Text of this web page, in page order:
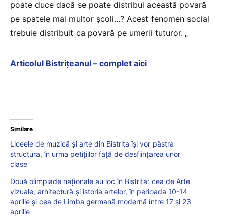
poate duce dacă se poate distribui această povară
pe spatele mai multor școli…? Acest fenomen social
trebuie distribuit ca povară pe umerii tuturor. „
Articolul Bistrițeanul – complet aici
Similare
Liceele de muzică şi arte din Bistrița îşi vor păstra
structura, în urma petiţiilor faţă de desfiinţarea unor
clase
Două olimpiade naționale au loc în Bistrița: cea de Arte
vizuale, arhitectură şi istoria artelor, în perioada 10-14
aprilie și cea de Limba germană modernă între 17 și 23
aprilie